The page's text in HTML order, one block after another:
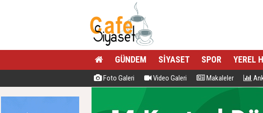
GÜNDEM SİYASET SPOR YEREL
Foto Galeri Video Galeri Makaleler